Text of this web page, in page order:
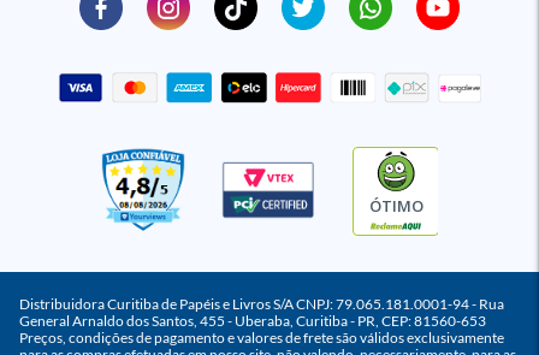
ÓTIMO
Distribuidora Curitiba de Papéis e Livros S/A CNPJ: 79.065.181.0001-94 - Rua
General Arnaldo dos Santos, 455 - Uberaba, Curitiba - PR, CEP: 81560-653
Preços, condições de pagamento e valores de frete são válidos exclusivamente